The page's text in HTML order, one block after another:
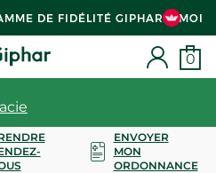
DE FIDÉLITÉ GIPHAR & MOI
0
ENVOYER
MON
ORDONNANCE